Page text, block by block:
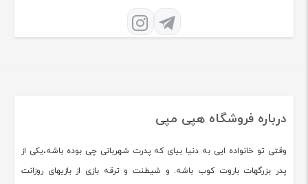
درباره فروشگاه هپی مپی
وقتی تو خانواده ایی به دنیا بیای که پدرت شهربانی چی بوده باشه،یکی از
پدر بزرگهات باروت کوب باشه. و شیطنت و ترقه بازی از بازیهای روزانت